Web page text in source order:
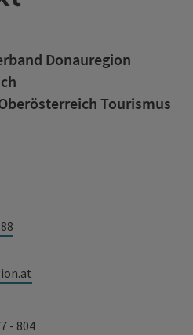
Donauregion
Tourismus
- 804